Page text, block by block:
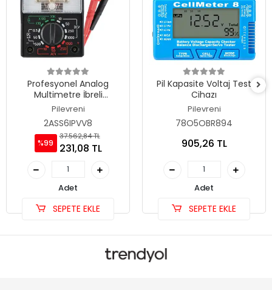
Profesyonel Analog
Multimetre İbreli
Avometre AC/DC Voltaj
ve Akım Ölçer Test Cihazı
Pilevreni
2ASS6IPVV8
%99
37.562,84 TL
231,08 TL
Adet
SEPETE EKLE
Pil Kapasite Voltaj Test
Cihazı
Pilevreni
78O5OBR894
905,26 TL
Adet
SEPETE EKLE